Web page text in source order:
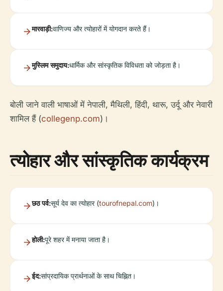
मारवाड़ी:वाणिज्य और त्योहारों में योगदान करते हैं।
मुस्लिम समुदाय:धार्मिक और सांस्कृतिक विविधता को जोड़ता है।
बोली जाने वाली भाषाओं में नेपाली, मैथिली, हिंदी, थारू, उर्दू और नेवारी
शामिल हैं (collegenp.com)।
त्योहार और सांस्कृतिक कार्यक्रम
छठ पर्व:सूर्य देव का त्योहार (tourofnepal.com)।
होली:पूरे शहर में मनाया जाता है।
ईद:सांप्रदायिक प्रार्थनाओं के साथ चिह्नित।